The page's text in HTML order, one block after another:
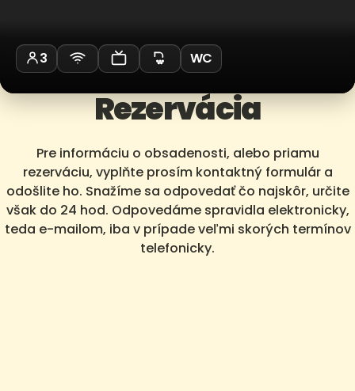
3 WC
Rezervácia
Pre informáciu o obsadenosti, alebo priamu
rezerváciu, vyplňte prosím kontaktný formulár a
odošlite ho. Snažíme sa odpovedať čo najskôr, určite
však do 24 hod. Odpovedáme spravidla elektronicky,
teda e-mailom, iba v prípade veľmi skorých termínov
telefonicky.